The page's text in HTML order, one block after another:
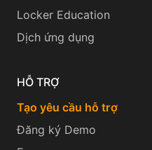
Locker Education
Dịch ứng dụng
HỖ TRỢ
Tạo yêu cầu hỗ trợ
Đăng ký Demo